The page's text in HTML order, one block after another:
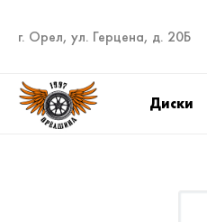
г. Орел, ул. Герцена, д. 20Б
Диски